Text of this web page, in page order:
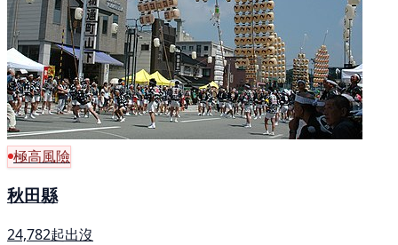
極高風險
秋田縣
24,782起出沒